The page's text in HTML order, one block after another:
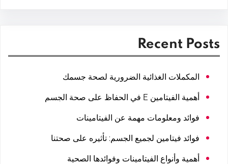
Recent Posts
المكملات الغذائية الضرورية لصحة جسمك
أهمية الفيتامين E في الحفاظ على صحة الجسم
فوائد ومعلومات مهمة عن الفيتامينات
فوائد فيتامين لجميع الجسم: تأثيره على صحتنا
أهمية وأنواع الفيتامينات وفوائدها الصحية